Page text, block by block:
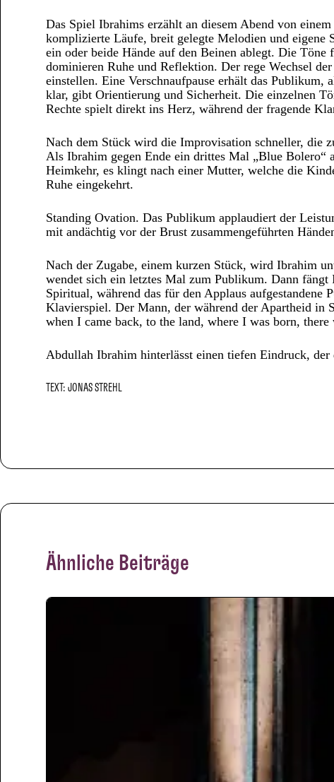
Das Spiel Ibrahims erzählt an diesem Abend von
komplizierte Läufe, breit gelegte Melodien und eigene
ein oder beide Hände auf den Beinen ablegt. Die Töne
dominieren Ruhe und Reflektion. Der rege Wechsel
einstellen. Eine Verschnaufpause erhält das
klar, gibt Orientierung und Sicherheit. Die einzelnen
Rechte spielt direkt ins Herz, während der fragende
Nach dem Stück wird die Improvisation schneller, die
Als Ibrahim gegen Ende ein drittes Mal „Blue
Heimkehr, es klingt nach einer Mutter, welche die
Ruhe eingekehrt.
Standing Ovation. Das Publikum applaudiert der
mit andächtig vor der Brust zusammengeführten
Nach der Zugabe, einem kurzen Stück, wird Ibrahim
wendet sich ein letztes Mal zum Publikum. Dann
Spiritual, während das für den Applaus
Klavierspiel. Der Mann, der während der Apartheid in
when I came back, to the land, where I was born, there
Abdullah Ibrahim hinterlässt einen tiefen Eindruck,
TEXT: JONAS STREHL
Ähnliche Beiträge